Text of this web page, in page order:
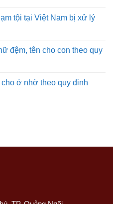
tội tại Việt Nam bị xử lý
đệm, tên cho con theo quy
ở nhờ theo quy định